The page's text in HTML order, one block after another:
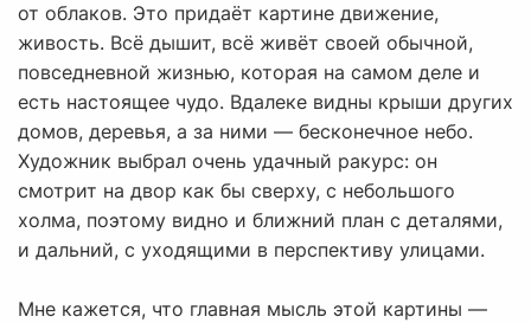
от облаков. Это придаёт картине движение,
живость. Всё дышит, всё живёт своей обычной,
повседневной жизнью, которая на самом деле и
есть настоящее чудо. Вдалеке видны крыши других
домов, деревья, а за ними — бесконечное небо.
Художник выбрал очень удачный ракурс: он
смотрит на двор как бы сверху, с небольшого
холма, поэтому видно и ближний план с деталями,
и дальний, с уходящими в перспективу улицами.
Мне кажется, что главная мысль этой картины —